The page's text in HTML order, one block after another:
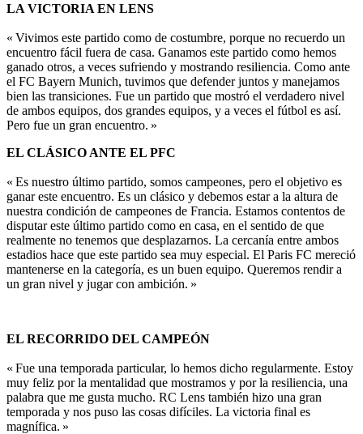
LA VICTORIA EN LENS
« Vivimos este partido como de costumbre, porque no recuerdo un
encuentro fácil fuera de casa. Ganamos este partido como hemos
ganado otros, a veces sufriendo y mostrando resiliencia. Como ante
el FC Bayern Munich, tuvimos que defender juntos y manejamos
bien las transiciones. Fue un partido que mostró el verdadero nivel
de ambos equipos, dos grandes equipos, y a veces el fútbol es así.
Pero fue un gran encuentro. »
EL CLÁSICO ANTE EL PFC
« Es nuestro último partido, somos campeones, pero el objetivo es
ganar este encuentro. Es un clásico y debemos estar a la altura de
nuestra condición de campeones de Francia. Estamos contentos de
disputar este último partido como en casa, en el sentido de que
realmente no tenemos que desplazarnos. La cercanía entre ambos
estadios hace que este partido sea muy especial. El Paris FC mereció
mantenerse en la categoría, es un buen equipo. Queremos rendir a
un gran nivel y jugar con ambición. »
EL RECORRIDO DEL CAMPEÓN
« Fue una temporada particular, lo hemos dicho regularmente. Estoy
muy feliz por la mentalidad que mostramos y por la resiliencia, una
palabra que me gusta mucho. RC Lens también hizo una gran
temporada y nos puso las cosas difíciles. La victoria final es
magnífica. »